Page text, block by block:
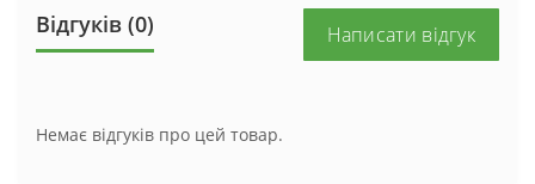
Відгуків (0) Написати відгук
Немає відгуків про цей товар.